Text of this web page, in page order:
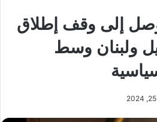
إلى وقف إطلاق
ولبنان وسط